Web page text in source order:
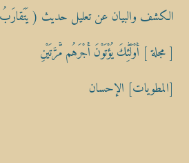
الكشف والبيان عن تعليل حديث (
[ مجلة ] أُوْلَٰٓئِكَ يُؤْتَوْنَ أَجْرَهُم مَّرَّتَيْنِ
[المطويات] الإحسان